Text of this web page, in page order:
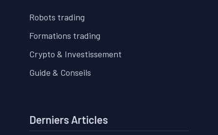
Robots trading
Formations trading
Crypto & Investissement
Guide & Conseils
Derniers Articles